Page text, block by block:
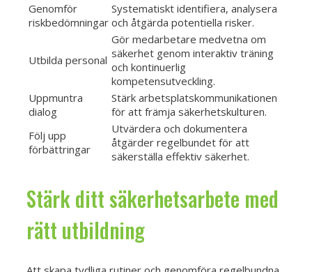
Genomför
riskbedömningar
Systematiskt identifiera, analysera
och åtgärda potentiella risker.
Utbilda personal
Gör medarbetare medvetna om
säkerhet genom interaktiv träning
och kontinuerlig
kompetensutveckling.
Uppmuntra
dialog
Stärk arbetsplatskommunikationen
för att främja säkerhetskulturen.
Följ upp
förbättringar
Utvärdera och dokumentera
åtgärder regelbundet för att
säkerställa effektiv säkerhet.
Stärk ditt säkerhetsarbete med
rätt utbildning